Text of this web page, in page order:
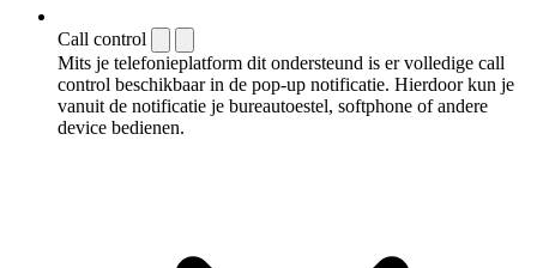
Call control
Mits je telefonieplatform dit ondersteund is er volledige call
control beschikbaar in de pop-up notificatie. Hierdoor kun je
vanuit de notificatie je bureautoestel, softphone of andere
device bedienen.